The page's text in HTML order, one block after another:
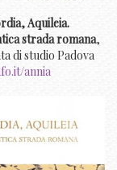
Aquileia.
strada romana,
di studio Padova
annia